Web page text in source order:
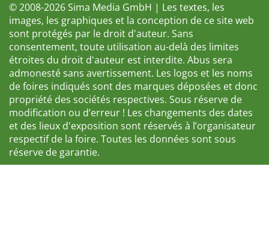
© 2008-2026 Sima Media GmbH | Les textes, les
images, les graphiques et la conception de ce site web
sont protégés par le droit d'auteur. Sans
consentement, toute utilisation au-delà des limites
étroites du droit d'auteur est interdite. Abus sera
admonesté sans avertissement. Les logos et les noms
de foires indiqués sont des marques déposées et donc
propriété des sociétés respectives. Sous réserve de
modification ou d’erreur ! Les changements des dates
et des lieux d'exposition sont réservés à l’organisateur
respectif de la foire. Toutes les données sont sous
réserve de garantie.